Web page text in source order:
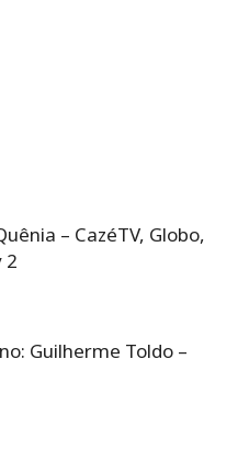
– CazéTV, Globo,
2
Guilherme Toldo –